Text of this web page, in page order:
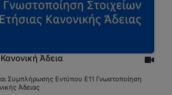
Άδεια
Συμπλήρωσης Εντύπου Ε11 Γνωστοποίηση
Άδειας